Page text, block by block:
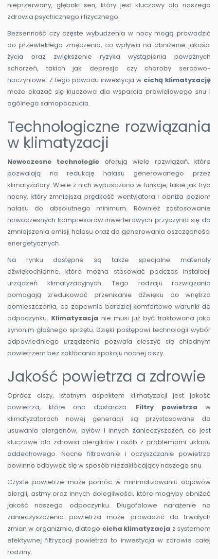
nieprzerwany, głęboki sen, który jest kluczowy dla naszego
zdrowia psychicznego i fizycznego.
Bezsenność czy częste wybudzenia w nocy mogą prowadzić
do przewlekłego zmęczenia, co wpływa na obniżenie jakości
życia oraz zwiększenie ryzyka wystąpienia poważnych
schorzeń, takich jak depresja czy choroby sercowo-
naczyniowe. Z tego powodu inwestycja w cichą klimatyzację
może okazać się kluczowa dla wsparcia prawidłowego snu i
ogólnego samopoczucia.
Technologiczne rozwiązania
w klimatyzacji
Nowoczesne technologie oferują wiele rozwiązań, które
pozwalają na redukcję hałasu generowanego przez
klimatyzatory. Wiele z nich wyposażono w funkcje, takie jak tryb
nocny, który zmniejsza prędkość wentylatora i obniża poziom
hałasu do absolutnego minimum. Również zastosowanie
nowoczesnych kompresorów inwerterowych przyczynia się do
zmniejszenia emisji hałasu oraz do generowania oszczędności
energetycznych.
Na rynku dostępne są także specjalne materiały
dźwiękochłonne, które można stosować podczas instalacji
urządzeń klimatyzacyjnych. Tego rodzaju rozwiązania
pomagają zredukować przenikanie dźwięku do wnętrza
pomieszczenia, co zapewnia bardziej komfortowe warunki do
odpoczynku. Klimatyzacja nie musi już być traktowana jako
synonim głośnego sprzętu. Dzięki postępowi technologii wybór
odpowiedniego urządzenia pozwala cieszyć się chłodnym
powietrzem bez zakłócania spokoju nocnej ciszy.
Jakość powietrza a zdrowie
Oprócz ciszy, istotnym aspektem klimatyzacji jest jakość
powietrza, które ona dostarcza. Filtry powietrza w
klimatyzatorach nowej generacji są przystosowane do
usuwania alergenów, pyłów i innych zanieczyszczeń, co jest
kluczowe dla zdrowia alergików i osób z problemami układu
oddechowego. Nocne filtrowanie i oczyszczanie powietrza
powinno odbywać się w sposób niezakłócający naszego snu.
Czyste powietrze może pomóc w minimalizowaniu objawów
alergii, astmy oraz innych dolegliwości, które mogłyby obniżać
jakość naszego odpoczynku. Długofalowe narażenie na
zanieczyszczenia powietrza może prowadzić do trwałych
zmian w organizmie, dlatego cicha klimatyzacja z systemem
efektywnej filtryzacji powietrza to inwestycja w zdrowie całej
rodziny.